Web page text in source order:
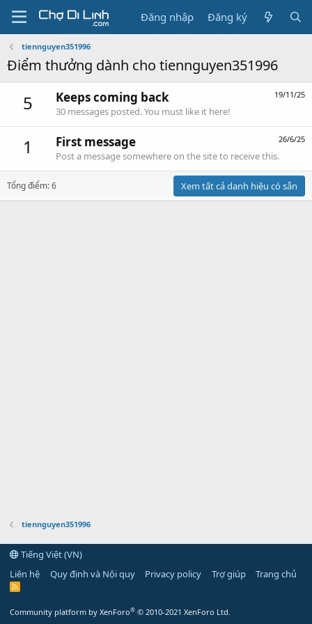
Đăng nhập Đăng ký
tiennguyen351996
Điểm thưởng dành cho tiennguyen351996
5 19/11/25
Keeps coming back
30 messages posted. You must like it here!
1 26/6/25
First message
Post a message somewhere on the site to receive this.
Tổng điểm: 6 Xem tất cả danh hiệu có sẵn
tiennguyen351996
Tiếng Việt (VN)
Liên hệ
Quy định và Nội quy Privacy policy Trợ giúp Trang chủ
R
Community platform by XenForo® © 2010-2021 XenForo Ltd.